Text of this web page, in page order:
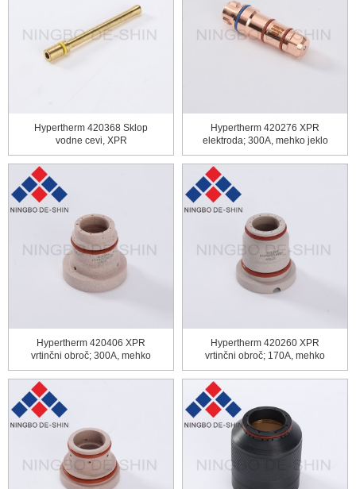
Hypertherm 420368 Sklop
vodne cevi, XPR
Hypertherm 420276 XPR
elektroda; 300A, mehko jeklo
Hypertherm 420406 XPR
vrtinčni obroč; 300A, mehko
jeklo
Hypertherm 420260 XPR
vrtinčni obroč; 170A, mehko
jeklo